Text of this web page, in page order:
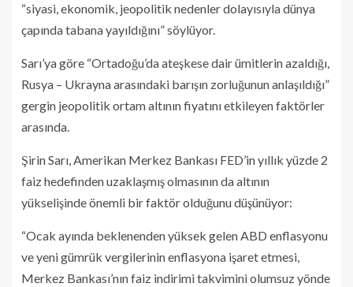
“siyasi, ekonomik, jeopolitik nedenler dolayısıyla dünya
çapında tabana yayıldığını” söylüyor.
Sarı’ya göre “Ortadoğu’da ateşkese dair ümitlerin azaldığı,
Rusya – Ukrayna arasındaki barışın zorluğunun anlaşıldığı”
gergin jeopolitik ortam altının fiyatını etkileyen faktörler
arasında.
Şirin Sarı, Amerikan Merkez Bankası FED’in yıllık yüzde 2
faiz hedefinden uzaklaşmış olmasının da altının
yükselişinde önemli bir faktör olduğunu düşünüyor:
“Ocak ayında beklenenden yüksek gelen ABD enflasyonu
ve yeni gümrük vergilerinin enflasyona işaret etmesi,
Merkez Bankası’nın faiz indirimi takvimini olumsuz yönde